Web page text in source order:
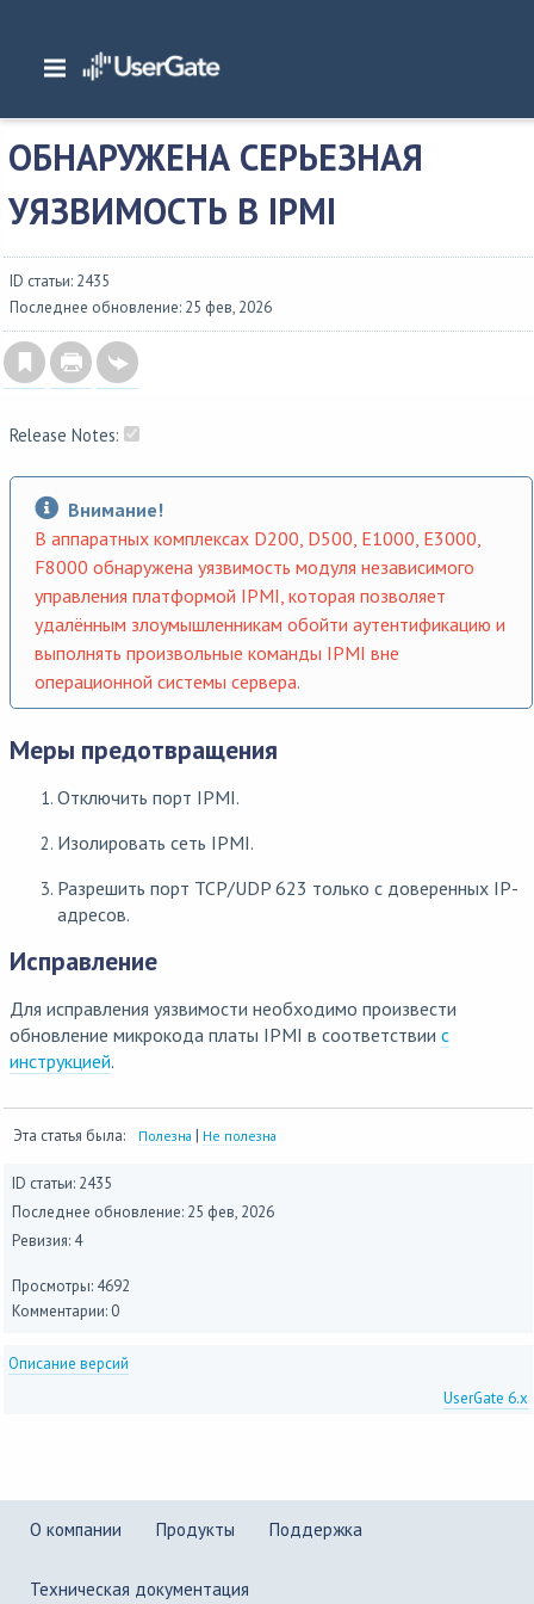
Главная/ Описание версий/Обнаружена серьезная уязвимость в IPMI
ОБНАРУЖЕНА СЕРЬЕЗНАЯ
УЯЗВИМОСТЬ В IPMI
ID статьи: 2435
Последнее обновление: 25 фев, 2026
Release Notes:
Внимание!
В аппаратных комплексах D200, D500, E1000, E3000,
F8000 обнаружена уязвимость модуля независимого
управления платформой IPMI, которая позволяет
удалённым злоумышленникам обойти аутентификацию и
выполнять произвольные команды IPMI вне
операционной системы сервера.
Меры предотвращения
Отключить порт IPMI.
Изолировать сеть IPMI.
Разрешить порт TCP/UDP 623 только с доверенных IP-
адресов.
Исправление
Для исправления уязвимости необходимо произвести
обновление микрокода платы IPMI в соответствии с
инструкцией.
Эта статья была: Полезна | Не полезна
ID статьи: 2435
Последнее обновление: 25 фев, 2026
Ревизия: 4
Просмотры: 4692
Комментарии: 0
Описание версий
UserGate 6.x
О компании Продукты Поддержка
Техническая документация